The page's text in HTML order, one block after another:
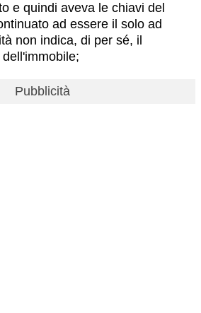
e quindi aveva le chiavi del
ad essere il solo ad
non indica, di per sé, il
Pubblicità